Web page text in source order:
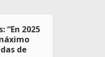
“En 2025
de